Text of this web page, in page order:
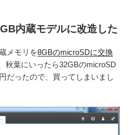
内蔵モデルに改造した
メモリを8GBのmicroSDに交換
秋葉にいったら32GBのmicroSD
だったので、買ってしまいまし